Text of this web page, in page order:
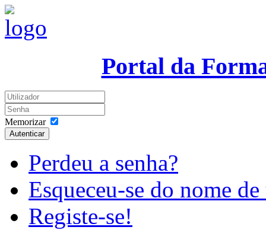
Portal da
Memorizar
Autenticar
Perdeu a senha?
Esqueceu-se do nome
Registe-se!